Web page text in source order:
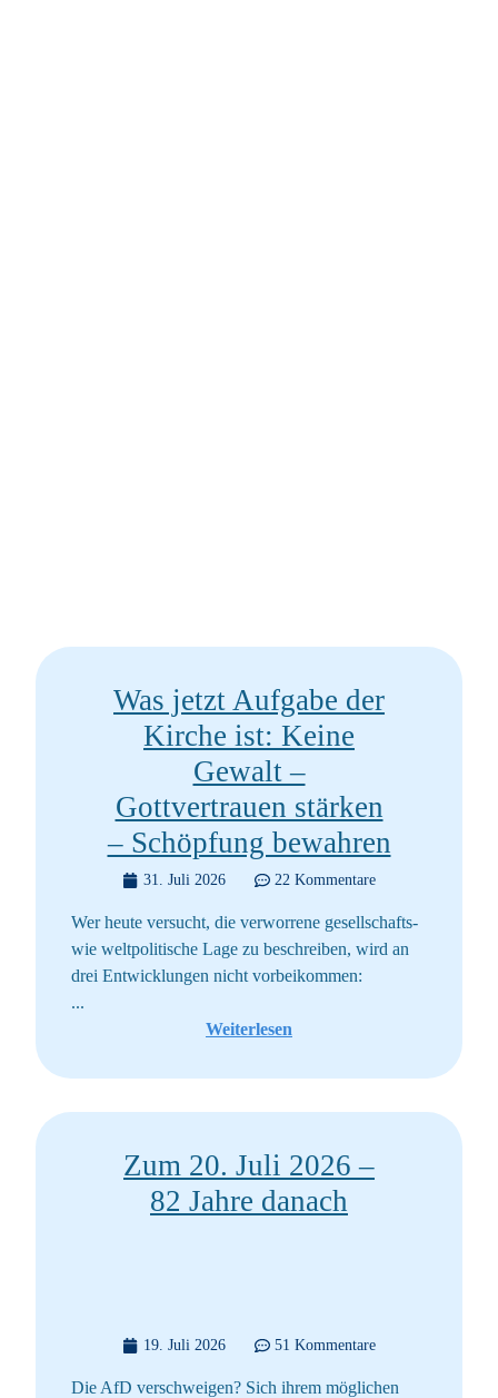
Was jetzt Aufgabe der
Kirche ist: Keine
Gewalt –
Gottvertrauen stärken
– Schöpfung bewahren
31. Juli 2026 22 Kommentare
Wer heute versucht, die verworrene gesellschafts-
wie weltpolitische Lage zu beschreiben, wird an
drei Entwicklungen nicht vorbeikommen:
...
Weiterlesen
Zum 20. Juli 2026 –
82 Jahre danach
19. Juli 2026 51 Kommentare
Die AfD verschweigen? Sich ihrem möglichen